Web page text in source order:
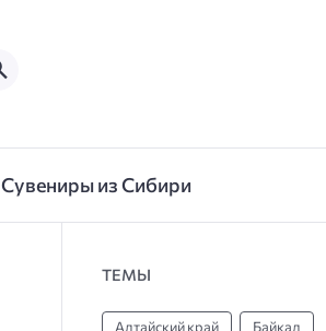
Сувениры из Сибири
ТЕМЫ
Алтайский край Байкал